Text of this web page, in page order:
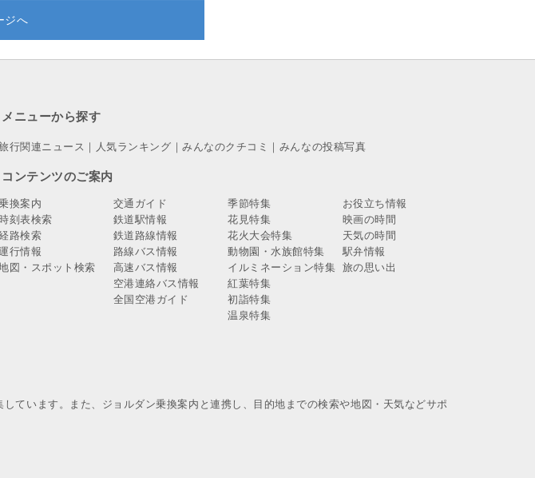
ジへ
メニューから探す
行関連ニュース ｜ 人気ランキング ｜みんなのクチコミ ｜ みんなの投稿写真
コンテンツのご案内
換案内
時刻表検索
路検索
行情報
図・スポット検索
交通ガイド
鉄道駅情報
鉄道路線情報
路線バス情報
高速バス情報
空港連絡バス情報
全国空港ガイド
季節特集
花見特集
花火大会特集
動物園・水族館特集
イルミネーション特集
紅葉特集
初詣特集
温泉特集
お役立ち情報
映画の時間
天気の時間
駅弁情報
旅の思い出
ています。また、ジョルダン乗換案内と連携し、目的地までの検索や地図・天気などサポ